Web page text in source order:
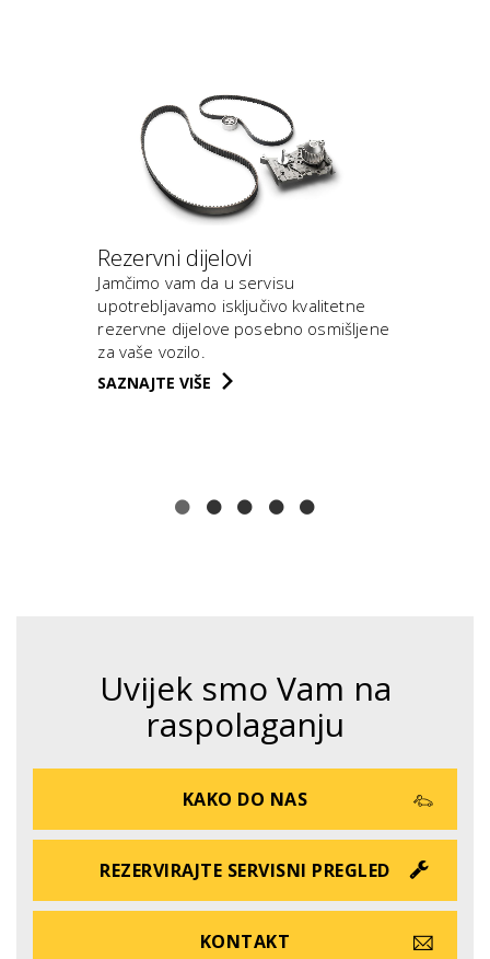
Rezervni dijelovi
Jamčimo vam da u servisu
upotrebljavamo isključivo kvalitetne
rezervne dijelove posebno osmišljene
za vaše vozilo.
SAZNAJTE VIŠE
Uvijek smo Vam na
raspolaganju
KAKO DO NAS
REZERVIRAJTE SERVISNI PREGLED
KONTAKT